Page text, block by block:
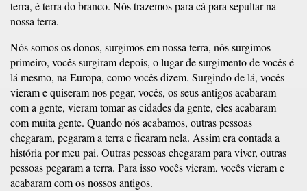
terra, é terra do branco. Nós trazemos para cá para sepultar na
nossa terra.
Nós somos os donos, surgimos em nossa terra, nós surgimos
primeiro, vocês surgiram depois, o lugar de surgimento de vocês é
lá mesmo, na Europa, como vocês dizem. Surgindo de lá, vocês
vieram e quiseram nos pegar, vocês, os seus antigos acabaram
com a gente, vieram tomar as cidades da gente, eles acabaram
com muita gente. Quando nós acabamos, outras pessoas
chegaram, pegaram a terra e ficaram nela. Assim era contada a
história por meu pai. Outras pessoas chegaram para viver, outras
pessoas pegaram a terra. Para isso vocês vieram, vocês vieram e
acabaram com os nossos antigos.